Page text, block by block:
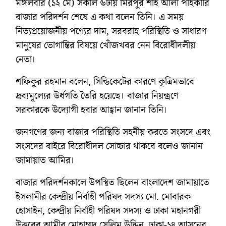
মঙ্গলবার (১২ মে) সকাল ৬টায় মিরপুর শাহ আলী পাইকারি
বাজার পরিদর্শন শেষে এ কথা বলেন তিনি। এ সময়
নিত্যপ্রয়োজনীয় পণ্যের দাম, সরবরাহ পরিস্থিতি ও সাধারণ
মানুষের ভোগান্তির বিষয়ে খোঁজখবর নেন বিরোধীদলীয়
নেতা।
শফিকুর রহমান বলেন, সিন্ডিকেটের কারণে কৃত্রিমভাবে
দ্রব্যমূল্যের উর্ধগতি তৈরি হয়েছে। বাজার নিয়ন্ত্রণে
সরকারকে উদ্যোগী হবার আহ্বান জানান তিনি।
জনগণের জন্য বাজার পরিস্থিতি সহনীয় করতে সংসদে এবং
সংসদের বাইরে বিরোধীদল সোচ্চার থাকবে বলেও জানান
জামায়াত আমির।
বাজার পরিদর্শনকালে উপস্থিত ছিলেন বাংলাদেশ জামায়াতে
ইসলামীর কেন্দ্রীয় নির্বাহী পরিষদ সদস্য মো. মোবারক
হোসাইন, কেন্দ্রীয় নির্বাহী পরিষদ সদস্য ও ঢাকা মহানগরী